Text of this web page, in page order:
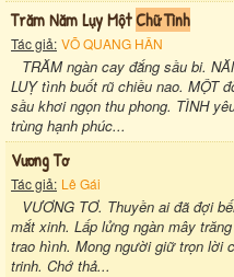
Trăm Năm Lụy MộtChữ Tình
Tác giả: VÕ QUANG HÂN
TRĂM ngàn cay đắng sầu bi.
LUỴ tình buốt rũ chiều nao. MỘT
sầu khơi ngọn thu phong. TÌNH
trùng hạnh phúc...
Vương Tơ
Tác giả: Lê Gái
VƯƠNG TƠ. Thuyền ai đã đợi
mắt xinh. Lấp lửng ngàn mây
trao hình. Mong người giữ trọn lời
trinh. Chớ thả...